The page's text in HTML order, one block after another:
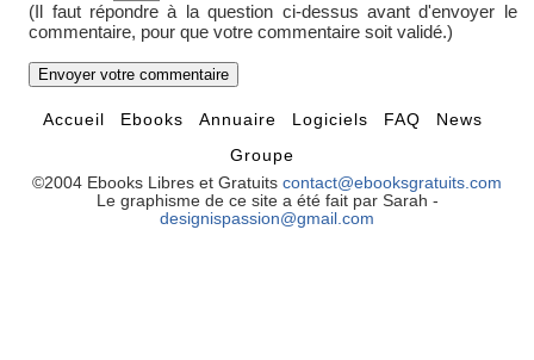
(Il faut répondre à la question ci-dessus avant d'envoyer le
commentaire, pour que votre commentaire soit validé.)
Accueil Ebooks Annuaire Logiciels FAQ
News
Groupe
©2004 Ebooks Libres et Gratuits contact@ebooksgratuits.com
Le graphisme de ce site a été fait par Sarah -
designispassion@gmail.com